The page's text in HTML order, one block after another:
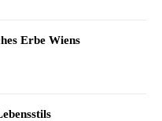
Erbe Wiens